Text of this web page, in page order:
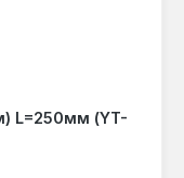
L=250мм (YT-